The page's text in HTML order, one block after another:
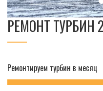
РЕМОНТ ТУРБИН
Ремонтируем турбин в месяц